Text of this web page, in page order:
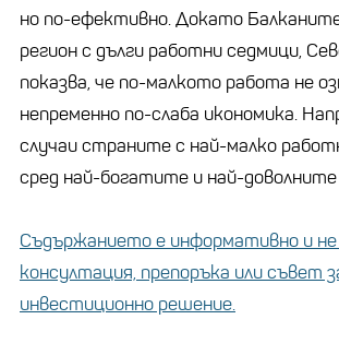
но по-ефективно. Докато
регион с дълги работни седмици,
показва, че по-малкото работа не
непременно по-слаба икономика.
случаи страните с най-малко
сред най-богатите и най-доволните
Съдържанието е информативно и
консултация, препоръка или съвет
инвестиционно решение.